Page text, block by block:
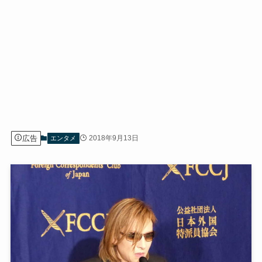
広告 エンタメ 2018年9月13日